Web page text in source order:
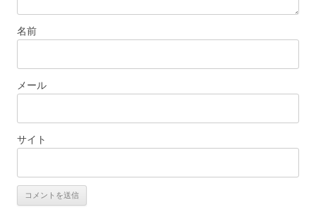
名前
メール
サイト